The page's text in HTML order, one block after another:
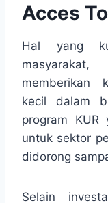
Acces
Hal yang
memberikan
kecil dalam
program KUR
untuk sektor
didorong
Selain